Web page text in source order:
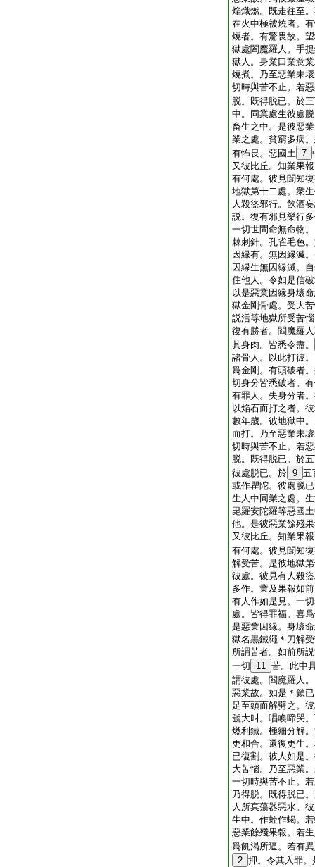
焔熾燃。既走往至
在火中極被燒者。
燒者。有驚畏故。
獄處閻魔羅人。手
獄人。身業口業意
燒煮。乃至惡業未
切時與苦不止。若
脱。既得脱已。於
中。同業處生彼處
畜生之中。是彼惡
業之處。貧窮多病
有怖畏。惡國土 7
又彼比丘。知業果
有何處。彼見聞知
地獄第十二處。衆
人殺盜邪行。飮酒
説。復有邪見樂行
一切世間命無命物
棘刺針。孔雀毛色
因縁有。無因縁滅
因縁生無因縁滅。
住他人。令如是信
以是惡業因縁身壞
獄金剛骨處。受大
説活等地獄所受苦
復有勝者。閻魔羅
其身肉。皆悉令盡。
諸骨人。以此打彼
爲金剛。有頭破者
切身分皆悉破者。
有罪人。失身分者
以焔石而打之者。
數年歳。彼地獄中
而打。乃至惡業未
切時與苦不止。若
脱。既得脱已。於
彼處脱已。於 9 五
或作瞿陀。彼處脱
生人中同業之處。
毘羅安陀羅等惡國
他。是彼惡業餘殘
又彼比丘。知業果
有何處。彼見聞知
解受苦。是彼地獄
彼處。彼見有人殺
多作。業及果報如
有人作如是見。一
處。皆得罪福。喜
是惡業因縁。身壞
獄名黒鐵繩＊刀解
所謂苦者。如前所
一切
11 苦。此中
謂彼處。閻魔羅人
惡業故。如是＊鎖
足至頭而解劈之。
號大叫。唱喚啼哭
燃利鐵。極細分解
更和合。還復更生
已復割。彼人如是
大苦惱。乃至惡業
一切時與苦不止。
乃得脱。既得脱已
人所棄蕩器惡水。
生中。作蛭作蝎。
惡業餘殘果報。若
爲飢渇所逼。若有
2 押。令其入罪